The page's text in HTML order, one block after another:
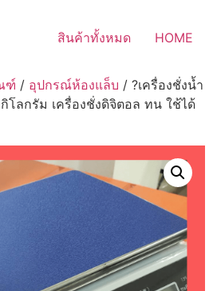
สินค้าทั้งหมด HOME
ฑ์ / อุปกรณ์ห้องแล็บ / ?เครื่องชั่งน้ำ
โลกรัม เครื่องชั่งดิจิตอล ทน ใช้ได้